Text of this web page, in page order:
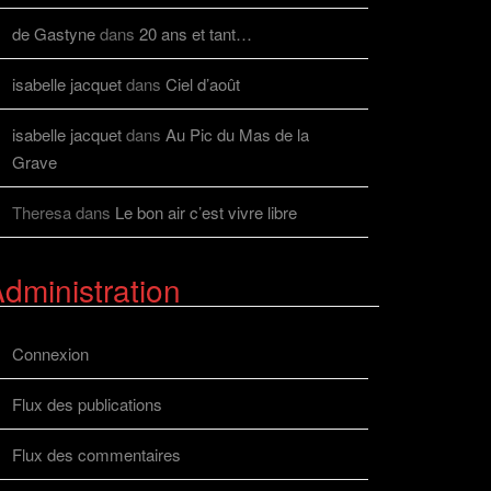
de Gastynedans 20 ans et tant…
isabelle jacquetdans Ciel d’août
isabelle jacquetdans Au Pic du Mas de la
Grave
Theresadans Le bon air c’est vivre libre
Connexion
Flux des publications
Flux des commentaires